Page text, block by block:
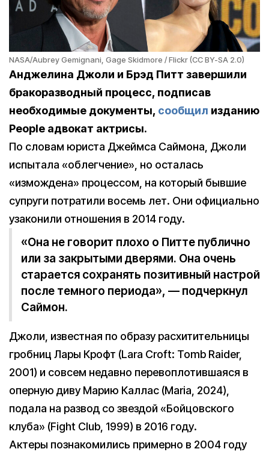
NASA/Aubrey Gemignani, Gage Skidmore / Flickr (CC BY-SA 2.0)
Анджелина Джоли и Брэд Питт завершили
бракоразводный процесс, подписав
необходимые документы, сообщил изданию
People адвокат актрисы.
По словам юриста Джеймса Саймона, Джоли
испытала «облегчение», но осталась
«измождена» процессом, на который бывшие
супруги потратили восемь лет. Они официально
узаконили отношения в 2014 году.
«Она не говорит плохо о Питте публично
или за закрытыми дверями. Она очень
старается сохранять позитивный настрой
после темного периода», — подчеркнул
Саймон.
Джоли, известная по образу расхитительницы
гробниц Лары Крофт (Lara Croft: Tomb Raider,
2001) и совсем недавно перевоплотившаяся в
оперную диву Марию Каллас (Maria, 2024),
подала на развод со звездой «Бойцовского
клуба» (Fight Club, 1999) в 2016 году.
Актеры познакомились примерно в 2004 году